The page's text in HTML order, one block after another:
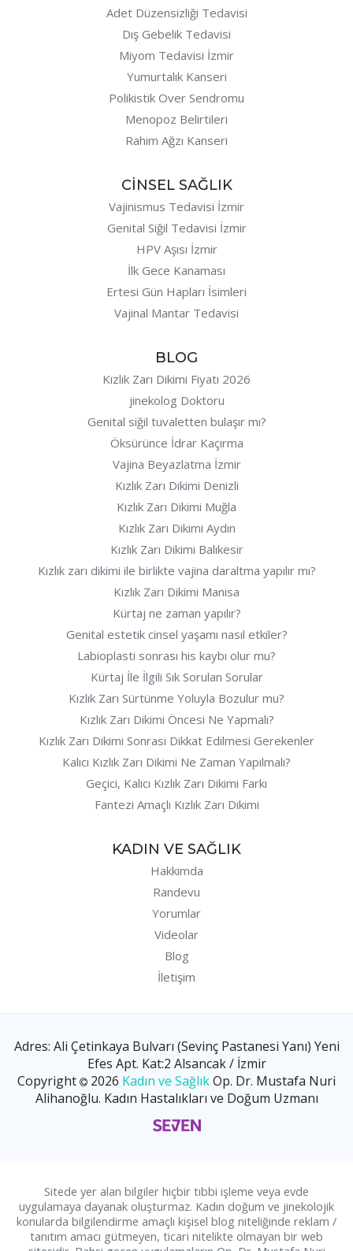
Adet Düzensizliği Tedavisi
Dış Gebelik Tedavisi
Miyom Tedavisi İzmir
Yumurtalık Kanseri
Polikistik Over Sendromu
Menopoz Belirtileri
Rahim Ağzı Kanseri
CİNSEL SAĞLIK
Vajinismus Tedavisi İzmir
Genital Siğil Tedavisi İzmir
HPV Aşısı İzmir
İlk Gece Kanaması
Ertesi Gün Hapları İsimleri
Vajinal Mantar Tedavisi
BLOG
Kızlık Zarı Dikimi Fiyatı 2026
jinekolog Doktoru
Genital siğil tuvaletten bulaşır mı?
Öksürünce İdrar Kaçırma
Vajina Beyazlatma İzmir
Kızlık Zarı Dikimi Denizli
Kızlık Zarı Dikimi Muğla
Kızlık Zarı Dikimi Aydın
Kızlık Zarı Dikimi Balıkesir
Kızlık zarı dikimi ile birlikte vajina daraltma yapılır mı?
Kızlık Zarı Dikimi Manisa
Kürtaj ne zaman yapılır?
Genital estetik cinsel yaşamı nasıl etkiler?
Labioplasti sonrası his kaybı olur mu?
Kürtaj İle İlgili Sık Sorulan Sorular
Kızlık Zarı Sürtünme Yoluyla Bozulur mu?
Kızlık Zarı Dikimi Öncesi Ne Yapmalı?
Kızlık Zarı Dikimi Sonrası Dikkat Edilmesi Gerekenler
Kalıcı Kızlık Zarı Dikimi Ne Zaman Yapılmalı?
Geçici, Kalıcı Kızlık Zarı Dikimi Farkı
Fantezi Amaçlı Kızlık Zarı Dikimi
KADIN VE SAĞLIK
Hakkımda
Randevu
Yorumlar
Videolar
Blog
İletişim
Adres: Ali Çetinkaya Bulvarı (Sevinç Pastanesi Yanı) Yeni
Efes Apt. Kat:2 Alsancak / İzmir
Copyright
2026 Kadın ve SağlıkOp. Dr. Mustafa Nuri
Alihanoğlu. Kadın Hastalıkları ve Doğum Uzmanı
Sitede yer alan bilgiler hiçbir tıbbi işleme veya evde
uygulamaya dayanak oluşturmaz. Kadın doğum ve jinekolojik
konularda bilgilendirme amaçlı kişisel blog niteliğinde reklam /
tanıtım amacı gütmeyen, ticari nitelikte olmayan bir web